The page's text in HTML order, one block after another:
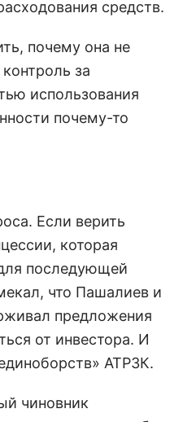
средств.
почему она не
за
использования
почему-то
Если верить
которая
последующей
что Пашалиев и
предложения
от инвестора. И
АТРЗК.
чиновник